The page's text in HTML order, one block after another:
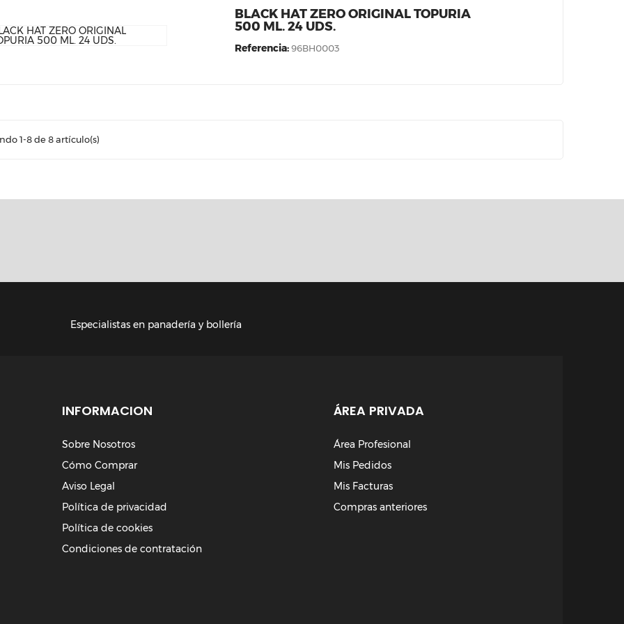
BLACK HAT ZERO ORIGINAL TOPURIA
500 ML. 24 UDS.
Referencia:96BH0003
1-8 de 8 artículo(s)
Especialistas en panadería y bollería
INFORMACION
Sobre Nosotros
Cómo Comprar
Aviso Legal
Política de privacidad
Política de cookies
Condiciones de contratación
ÁREA PRIVADA
Área Profesional
Mis Pedidos
Mis Facturas
Compras anteriores